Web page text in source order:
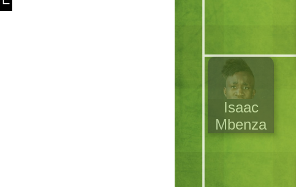
Isaac
Mbenza